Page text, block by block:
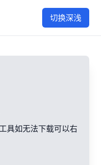
切换深浅
具如无法下载可以右